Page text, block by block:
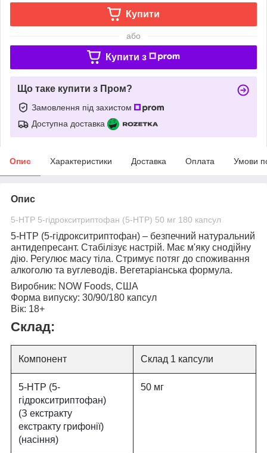
Купити
або
Купити з
Що таке купити з Пром?
Замовлення під захистом
Доступна доставка
Опис Характеристики Доставка Оплата Умови
Опис
5-HTP 5-гідрокситриптофан (5-HTP) 50 мг 180 капсул
5-НТР (5-гідрокситриптофан) – безпечний натуральний
антидепресант. Стабілізує настрій. Має м'яку снодійну
дію. Регулює масу тіла. Стримує потяг до споживання
алкоголю та вуглеводів. Вегетаріанська формула.
Виробник: NOW Foods, США
Форма випуску: 30/90/180 капсул
Вік: 18+
Склад:
Компонент Склад 1 капсули
5-HTP (5-
гідрокситриптофан)
(З екстракту
екстракту грифонії)
(насіння)
50 мг